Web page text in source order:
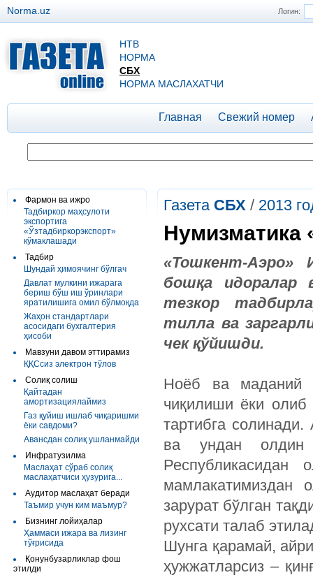
Логин:
Norma.uz
НТВ
НОРМА
СБХ
НОРМА МАСЛАХАТЧИ
Главная Свежий номер
Фармон ва ижро
Тадбиркор маҳсулоти
экспортига
«Ўзтадбиркорэкспорт»
кўмаклашади
Тадбир
Шундай ҳимоячинг бўлгач
Давлат мулкини ижарага
бериш бўш иш ўринлари
яратилишига омил бўлмоқда
Жаҳон стандартлари
асосидаги бухгалтерия
ҳисоби
Мавзуни давом эттирамиз
ҚҚСсиз электрон тўлов
Солиқ солиш
Қайтадан
амортизациялаймиз
Газ қуйиш ишлаб чиқаришми
ёки савдоми?
Авансдан солиқ ушланмайди
Инфратузилма
Маслаҳат сўраб солиқ
маслаҳатчиси ҳузурига...
Аудитор маслаҳат беради
Таъмир учун ким маъмур?
Бизнинг лойиҳалар
Ҳаммаси ижара ва лизинг
тўғрисида
Қонунбузарликлар фош
этилди
Газета СБХ / 2013
Нумизматика
«Тошкент-Аэро»
бошқа идоралар
тезкор
тилла ва
чек қўйишди.
Ноёб ва маданий
чиқилиши ёки олиб
тартибга
ва ундан олдин
Республикасидан
мамлакатимиздан
зарурат бўлган
рухсати талаб
Шунга қарамай,
ҳужжатларсиз –